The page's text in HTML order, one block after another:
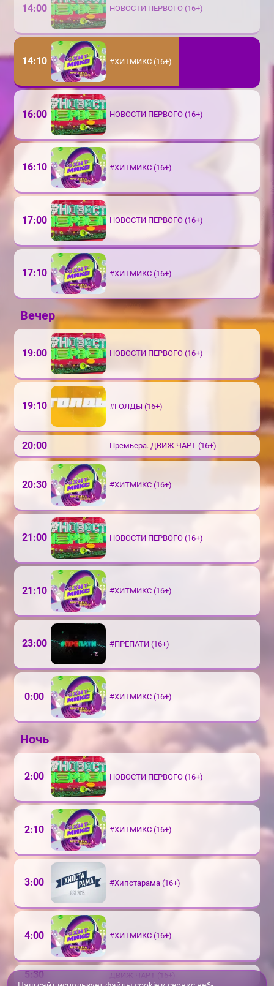
14:00 НОВОСТИ ПЕРВОГО (16+)
14:10 #ХИТМИКС (16+)
16:00 НОВОСТИ ПЕРВОГО (16+)
16:10 #ХИТМИКС (16+)
17:00 НОВОСТИ ПЕРВОГО (16+)
17:10 #ХИТМИКС (16+)
Вечер
19:00 НОВОСТИ ПЕРВОГО (16+)
19:10 #ГОЛДЫ (16+)
20:00 Премьера. ДВИЖ ЧАРТ (16+)
20:30 #ХИТМИКС (16+)
21:00 НОВОСТИ ПЕРВОГО (16+)
21:10 #ХИТМИКС (16+)
23:00 #ПРЕПАТИ (16+)
0:00 #ХИТМИКС (16+)
Ночь
2:00 НОВОСТИ ПЕРВОГО (16+)
2:10 #ХИТМИКС (16+)
3:00 #Хипстарама (16+)
4:00 #ХИТМИКС (16+)
5:30 ДВИЖ ЧАРТ (16+)